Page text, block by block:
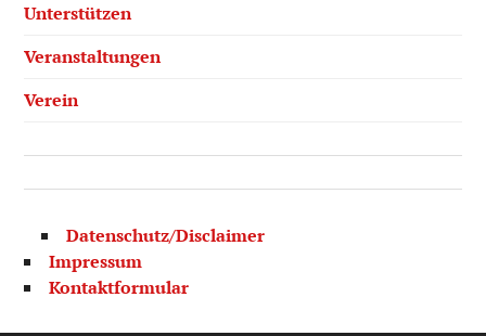
Unterstützen
Veranstaltungen
Verein
Datenschutz/Disclaimer
Impressum
Kontaktformular